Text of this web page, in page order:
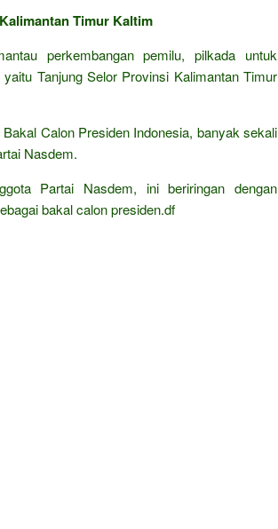
Timur Kaltim
perkembangan pemilu, pilkada untuk
Tanjung Selor Provinsi Kalimantan Timur
Calon Presiden Indonesia, banyak sekali
Nasdem.
Partai Nasdem, ini beriringan dengan
bakal calon presiden.df